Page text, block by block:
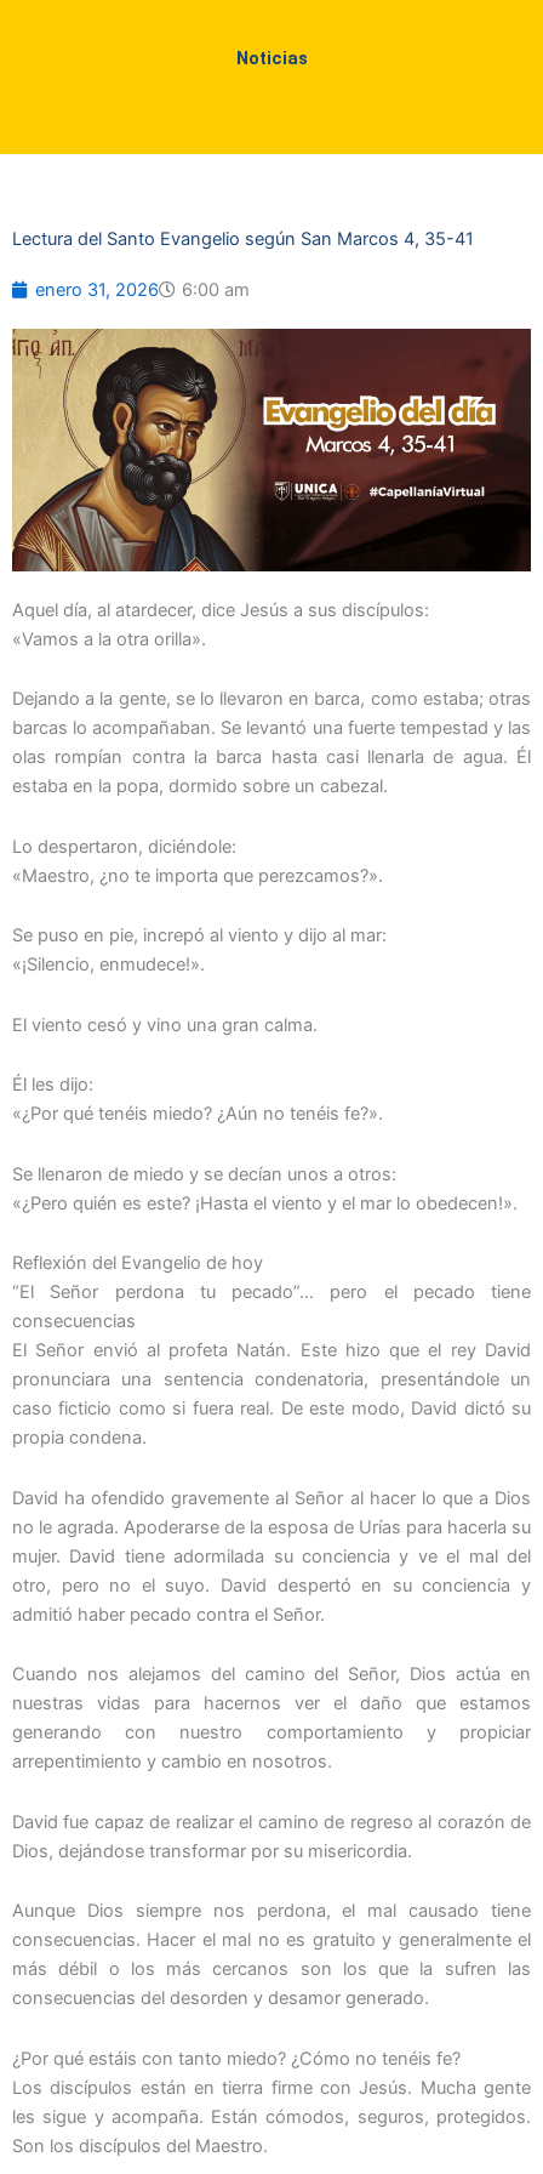
Noticias
Lectura del Santo Evangelio según San Marcos 4, 35-41
enero 31, 2026 6:00 am
Aquel día, al atardecer, dice Jesús a sus discípulos:
«Vamos a la otra orilla».
Dejando a la gente, se lo llevaron en barca, como estaba; otras
barcas lo acompañaban. Se levantó una fuerte tempestad y las
olas rompían contra la barca hasta casi llenarla de agua. Él
estaba en la popa, dormido sobre un cabezal.
Lo despertaron, diciéndole:
«Maestro, ¿no te importa que perezcamos?».
Se puso en pie, increpó al viento y dijo al mar:
«¡Silencio, enmudece!».
El viento cesó y vino una gran calma.
Él les dijo:
«¿Por qué tenéis miedo? ¿Aún no tenéis fe?».
Se llenaron de miedo y se decían unos a otros:
«¿Pero quién es este? ¡Hasta el viento y el mar lo obedecen!».
Reflexión del Evangelio de hoy
“El Señor perdona tu pecado”… pero el pecado tiene
consecuencias
El Señor envió al profeta Natán. Este hizo que el rey David
pronunciara una sentencia condenatoria, presentándole un
caso ficticio como si fuera real. De este modo, David dictó su
propia condena.
David ha ofendido gravemente al Señor al hacer lo que a Dios
no le agrada. Apoderarse de la esposa de Urías para hacerla su
mujer. David tiene adormilada su conciencia y ve el mal del
otro, pero no el suyo. David despertó en su conciencia y
admitió haber pecado contra el Señor.
Cuando nos alejamos del camino del Señor, Dios actúa en
nuestras vidas para hacernos ver el daño que estamos
generando con nuestro comportamiento y propiciar
arrepentimiento y cambio en nosotros.
David fue capaz de realizar el camino de regreso al corazón de
Dios, dejándose transformar por su misericordia.
Aunque Dios siempre nos perdona, el mal causado tiene
consecuencias. Hacer el mal no es gratuito y generalmente el
más débil o los más cercanos son los que la sufren las
consecuencias del desorden y desamor generado.
¿Por qué estáis con tanto miedo? ¿Cómo no tenéis fe?
Los discípulos están en tierra firme con Jesús. Mucha gente
les sigue y acompaña. Están cómodos, seguros, protegidos.
Son los discípulos del Maestro.